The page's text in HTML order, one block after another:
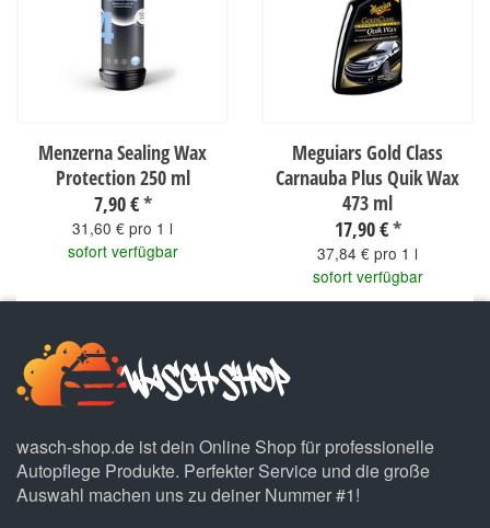
Menzerna Sealing Wax
Protection 250 ml
7,90 €*
31,60 € pro 1 l
sofort verfügbar
Meguiars Gold Class
Carnauba Plus Quik Wax
473 ml
17,90 €*
37,84 € pro 1 l
sofort verfügbar
wasch-shop.de ist dein Online Shop für professionelle
Autopflege Produkte. Perfekter Service und die große
Auswahl machen uns zu deiner Nummer #1!